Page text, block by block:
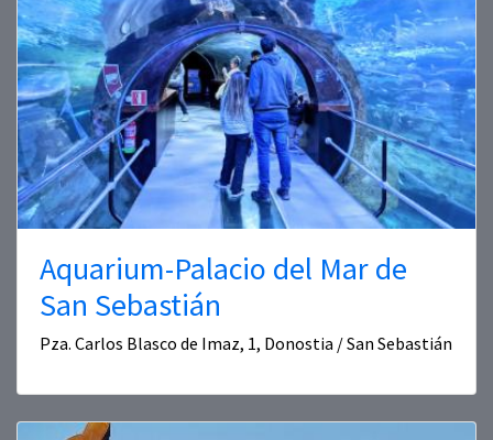
Aquarium-Palacio del Mar de
San Sebastián
Pza. Carlos Blasco de Imaz, 1, Donostia / San Sebastián